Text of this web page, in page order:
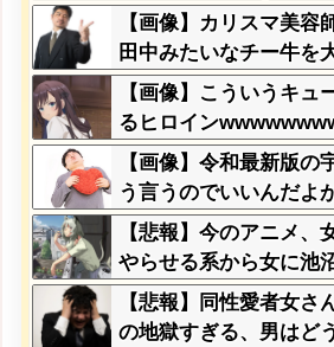
ます」←これ
確実に
ｗｗ
【画像】カリスマ美容
田中みたいなチー牛を
がこちらw w w w w w
【画像】こういうキュ
るヒロイン
【画像】令和最新版
う言うのでいいんだよ
ると話題にw w w w w
【悲報】今のアニメ、
やらせる系から女に池
へ変化
【悲報】同性愛者女さ
の地獄すぎる、男はど